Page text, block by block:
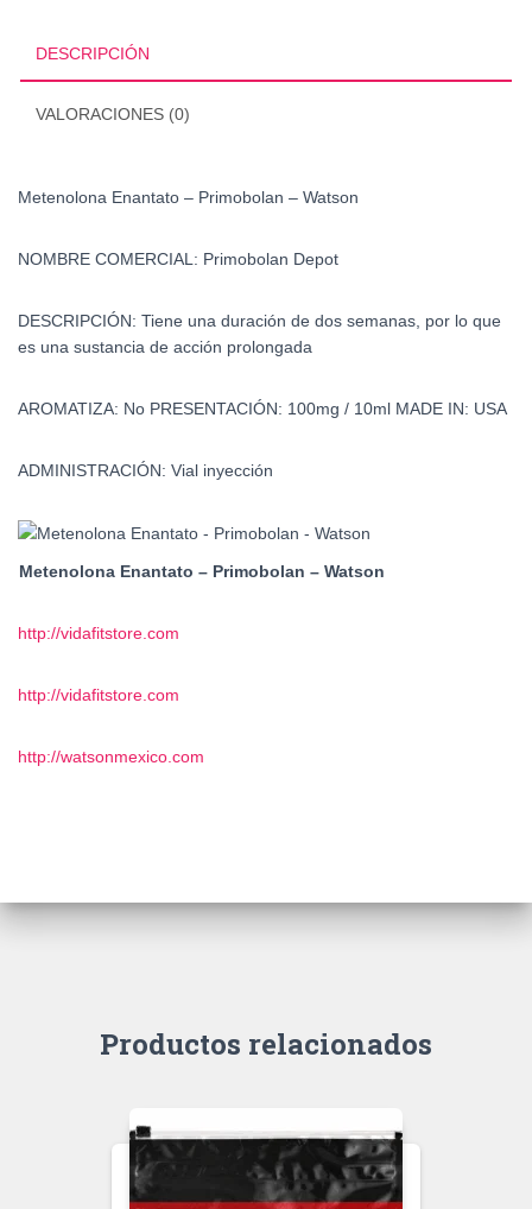
DESCRIPCIÓN
VALORACIONES (0)
Metenolona Enantato – Primobolan – Watson
NOMBRE COMERCIAL : Primobolan Depot
DESCRIPCIÓN: Tiene una duración de dos semanas, por lo que
es una sustancia de acción prolongada
AROMATIZA: No PRESENTACIÓN: 100mg / 10ml MADE IN: USA
ADMINISTRACIÓN: Vial inyección
Metenolona Enantato – Primobolan – Watson
http://vidafitstore.com
http://vidafitstore.com
http://watsonmexico.com
Productos relacionados